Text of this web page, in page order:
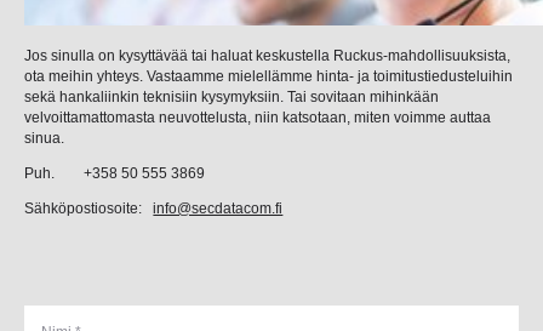
Jos sinulla on kysyttävää tai haluat keskustella Ruckus-mahdollisuuksista,
ota meihin yhteys. Vastaamme mielellämme hinta- ja toimitustiedusteluihin
sekä hankaliinkin teknisiin kysymyksiin. Tai sovitaan mihinkään
velvoittamattomasta neuvottelusta, niin katsotaan, miten voimme auttaa
sinua.
Puh. +358 50 555 3869
Sähköpostiosoite:info@secdatacom.fi